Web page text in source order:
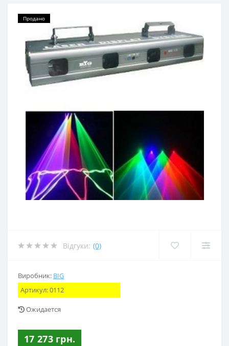
Продано
Відгуки: (0)
Виробник: BIG
Артикул:0112
Ожидается
17 273 грн.